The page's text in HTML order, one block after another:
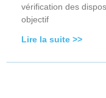
vérification des
objectif
Lire la suite >>